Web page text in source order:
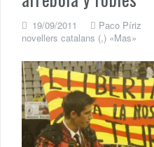
19/09/2011 Paco Píriz
novellers catalans (,) «Mas»